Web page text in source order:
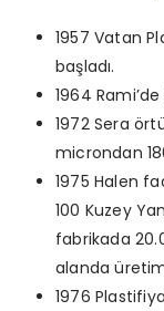
1957 Vatan
başladı.
1964
1972 Sera
microndan
1975 Halen
100 Kuzey
fabrikada
alanda
1976